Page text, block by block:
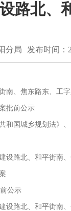
路北、
分局 发布时间：
南、焦东路东、工
批前公示
和国城乡规划法》
设路北、和平街南
公示
设路北、和平街南